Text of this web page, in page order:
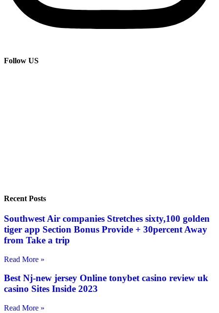
Follow US
Recent Posts
Southwest Air companies Stretches sixty,100 golden
tiger app Section Bonus Provide + 30percent Away
from Take a trip
Read More »
Best Nj-new jersey Online tonybet casino review uk
casino Sites Inside 2023
Read More »